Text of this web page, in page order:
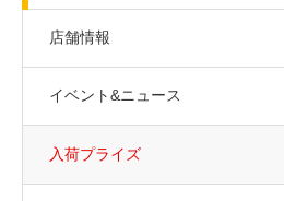
店舗情報
イベント&ニュース
入荷プライズ